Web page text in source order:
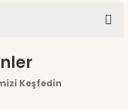
ve diğer
öneri formunu
Keşfedin